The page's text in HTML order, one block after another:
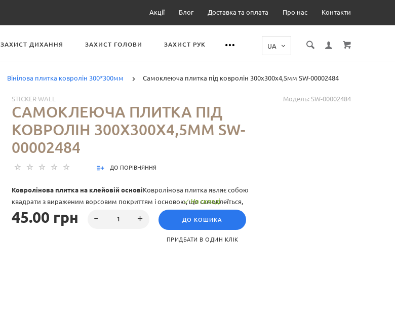
Акції Блог Доставка та оплата Про нас Контакти
ЗАХИСТ ДИХАННЯ ЗАХИСТ ГОЛОВИ ЗАХИСТ РУК
Вінілова плитка ковролін 300*300мм Самоклеюча плитка під ковролін 300х300х4,5мм SW-00002484
Модель: SW-00002484
STICKER WALL
САМОКЛЕЮЧА ПЛИТКА ПІД
КОВРОЛІН 300Х300Х4,5ММ SW-
00002484
ДО ПОРІВНЯННЯ
Ковролінова плитка на клейовій основіКовролінова плитка являє собою
квадрати з вираженим ворсовим покриттям і основою, що самоклеїться,
що дозволить максимально швидко зробити монтаж.
45.00 грн
На складі
ДО КОШИКА
ПРИДБАТИ В ОДИН КЛІК